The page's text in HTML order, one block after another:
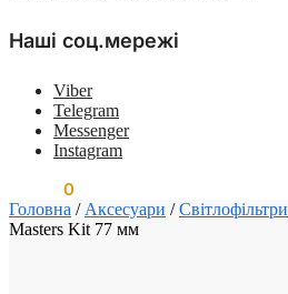
Наші соц.мережі
Viber
Telegram
Messenger
Instagram
0
Головна / Аксесуари /Світлофільтри
Masters Kit 77 мм